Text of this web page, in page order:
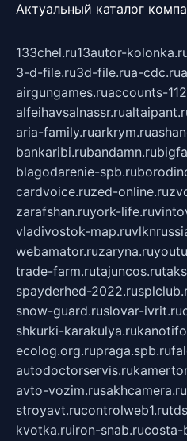
Актуальный каталог
133chel.ru13autor-
3-d-file.ru3d-file.rua-cdc.ru
airgungames.ruaccounts-
alfeihavsalnassr.ru
aria-family.ruarkrym.ru
bankaribi.rubandamn.ru
blagodarenie-spb.ru
cardvoice.ruzed-online.ru
zarafshan.ruyork-life.ru
vladivostok-map.ru
webamator.ruzaryna.ru
trade-farm.rutajuncos.ru
spayderhed-2022.ru
snow-guard.ruslovar-ivrit.ru
shkurki-karakulya.ru
ecolog.org.rupraga.spb.ru
autodoctorservis.ru
avto-vozim.rusakhcamera.ru
stroyavt.rucontrolweb1.ru
kvotka.ruiron-snab.rucosta-